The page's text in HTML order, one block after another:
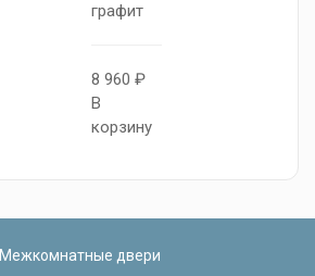
графит
8 960 ₽
В
корзину
Межкомнатные двери